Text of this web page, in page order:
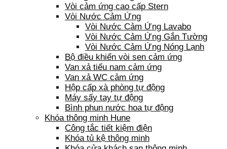
Vòi cảm ứng cao cấp Stern
Vòi Nước Cảm Ứng
Vòi Nước Cảm Ứng Lavabo
Vòi Nước Cảm Ứng Gắn Tường
Vòi Nước Cảm Ứng Nóng Lạnh
Bộ điều khiển vòi sen cảm ứng
Van xả tiểu nam cảm ứng
Van xả WC cảm ứng
Hộp cấp xà phòng tự động
Máy sấy tay tự động
Bình phun nước hoa tự động
Khóa thông minh Hune
Công tắc tiết kiệm điện
Khóa tủ kệ thông minh